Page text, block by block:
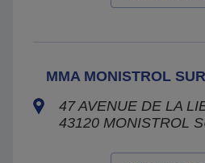
MMA MONISTROL
47 AVENUE DE LA
43120 MONISTROL